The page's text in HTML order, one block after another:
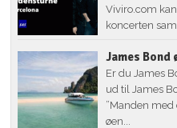
Viviro.com
koncerten samt
James Bond
Er du James
ud til James
”Manden
øen...